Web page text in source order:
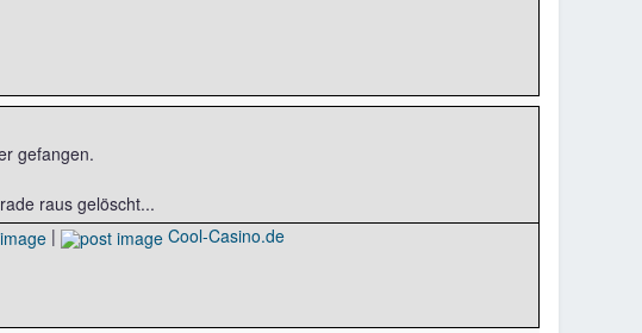
gefangen.
raus gelöscht...
| Cool-Casino.de